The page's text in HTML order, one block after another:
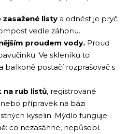
listy a odnést je pryč
vedle záhonu.
proudem vody. Proud
Ve skleníku to
balkoně postačí rozprašovač s
na rub listů, registrované
přípravek na bázi
kyselin. Mýdlo funguje
co nezasáhne, nepůsobí.